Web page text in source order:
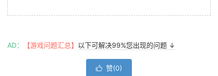
AD： 【游戏问题汇总】 以下可解决99%您出现的问题 ↓
 赞(0)